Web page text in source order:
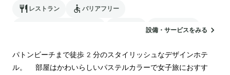
レストラン バリアフリー
ランドリー
設備・サービスをみる
パトンビーチまで徒歩2分のスタイリッシュなデザインホテ
ル。 部屋はかわいらしいパステルカラーで女子旅におすす